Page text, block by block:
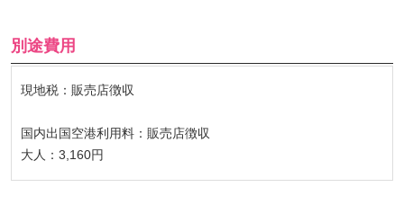
別途費用
現地税：販売店徴収
国内出国空港利用料：販売店徴収
大人：3,160円